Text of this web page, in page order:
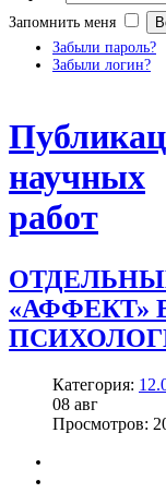
Запомнить меня
Забыли пароль?
Забыли логин?
научных
работ
«АФФЕКТ»
Категория:
08 авг
Просмотров: